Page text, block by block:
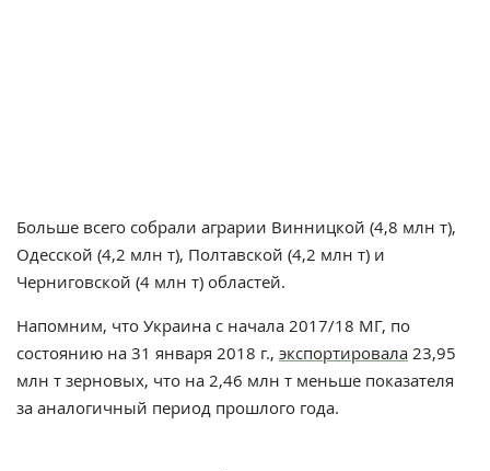
Больше всего собрали аграрии Винницкой (4,8 млн т),
Одесской (4,2 млн т), Полтавской (4,2 млн т) и
Черниговской (4 млн т) областей.
Напомним, что Украина с начала 2017/18 МГ, по
состоянию на 31 января 2018 г., экспортировала 23,95
млн т зерновых, что на 2,46 млн т меньше показателя
за аналогичный период прошлого года.